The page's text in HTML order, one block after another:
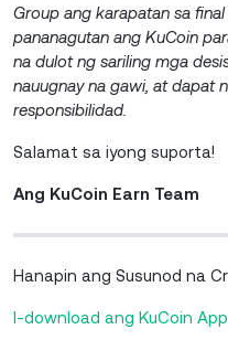
Group ang karapatan sa
pananagutan ang KuCoin
na dulot ng sariling mga
nauugnay na gawi, at dapat
responsibilidad.
Salamat sa iyong suporta!
Ang KuCoin Earn Team
Hanapin ang Susunod na
I-download ang KuCoin App